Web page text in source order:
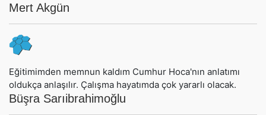
Mert Akgün
Eğitimimden memnun kaldım Cumhur Hoca'nın anlatımı
oldukça anlaşılır. Çalışma hayatımda çok yararlı olacak.
Büşra Sarıibrahimoğlu